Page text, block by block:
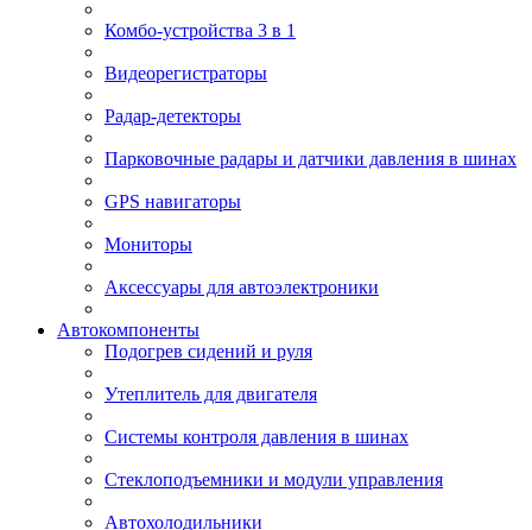
Комбо-устройства 3 в 1
Видеорегистраторы
Радар-детекторы
Парковочные радары и датчики давления в шинах
GPS навигаторы
Мониторы
Аксессуары для автоэлектроники
Автокомпоненты
Подогрев сидений и руля
Утеплитель для двигателя
Системы контроля давления в шинах
Стеклоподъемники и модули управления
Автохолодильники